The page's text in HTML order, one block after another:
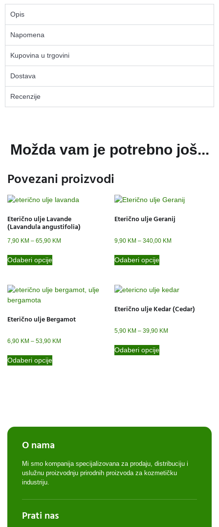
Opis
Napomena
Kupovina u trgovini
Dostava
Recenzije
Možda vam je potrebno još...
Povezani proizvodi
Eterično ulje Lavande
(Lavandula angustifolia)
7,90 KM – 65,90 KM
Odaberi opcije
Eterično ulje Geranij
9,90 KM – 340,00 KM
Odaberi opcije
Eterično ulje Bergamot
6,90 KM – 53,90 KM
Odaberi opcije
Eterično ulje Kedar (Cedar)
5,90 KM – 39,90 KM
Odaberi opcije
O nama
Mi smo kompanija specijalizovana za prodaju, distribuciju i
uslužnu proizvodnju prirodnih proizvoda za kozmetičku
industriju.
Prati nas